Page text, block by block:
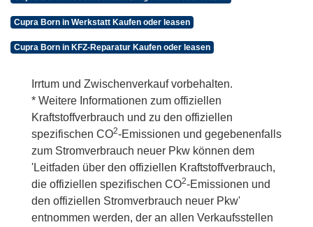
Cupra Born in Werkstatt Kaufen oder leasen
Cupra Born in KFZ-Reparatur Kaufen oder leasen
Irrtum und Zwischenverkauf vorbehalten.
* Weitere Informationen zum offiziellen
Kraftstoffverbrauch und zu den offiziellen
spezifischen CO2-Emissionen und gegebenenfalls
zum Stromverbrauch neuer Pkw können dem
'Leitfaden über den offiziellen Kraftstoffverbrauch,
die offiziellen spezifischen CO2-Emissionen und
den offiziellen Stromverbrauch neuer Pkw'
entnommen werden, der an allen Verkaufsstellen